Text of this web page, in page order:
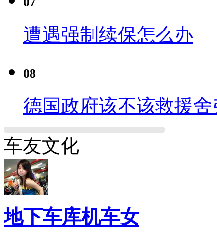
遭遇强制续保怎么办
08
德国政府该不该救援舍
车友文化
地下车库机车女